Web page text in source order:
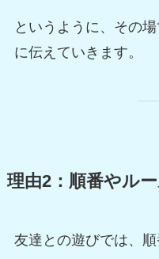
というように、その
に伝えていきます。
理由2：順番やル
友達との遊びでは、順